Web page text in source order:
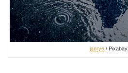
janrye / Pixabay